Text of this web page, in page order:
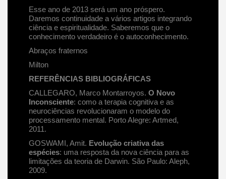
Esse ano de 2013 será um ano próspero.
Daremos continuidade a vários artigos integrando
ciência e espiritualidade. Saberemos que o
conhecimento verdadeiro é o autoconhecimento.
Abraços fraternos
Milton
REFERÊNCIAS BIBLIOGRÁFICAS
CALLEGARO, Marco Montarroyos. O Novo
Inconsciente: como a terapia cognitiva e as
neurociências revolucionaram o modelo do
processamento mental. Porto Alegre: Artmed,
2011.
GOSWAMI, Amit. Evolução criativa das
espécies: uma resposta da nova ciência para as
limitações da teoria de Darwin. São Paulo: Aleph,
2009.